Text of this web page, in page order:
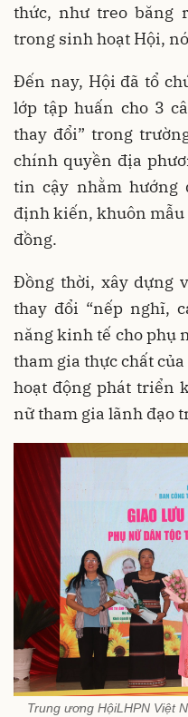
thức, như treo băng
trong sinh hoạt Hội,
Đến nay, Hội đã tổ
lớp tập huấn cho 3
thay đổi” trong
chính quyền địa
tin cậy nhằm hướng
định kiến, khuôn
đồng.
Đồng thời, xây dựng
thay đổi “nếp nghĩ,
năng kinh tế cho phụ
tham gia thực chất
hoạt động phát triển
nữ tham gia lãnh đạo
Trung ương HộiLHPN Việt